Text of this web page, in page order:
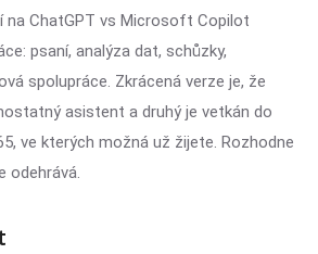
na ChatGPT vs Microsoft Copilot
psaní, analýza dat, schůzky,
spolupráce. Zkrácená verze je, že
asistent a druhý je vetkán do
ve kterých možná už žijete. Rozhodne
odehrává.